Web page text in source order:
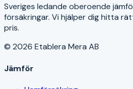
Sveriges ledande oberoende
försäkringar. Vi hjälper dig hitta
pris.
© 2026 Etablera Mera AB
Jämför